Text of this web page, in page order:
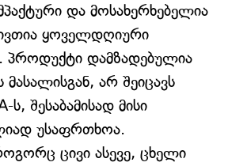
და მოსახერხებელია
ყოველდღიური
პროდუქტი დამზადებულია
არ შეიცავს
შესაბამისად მისი
უსაფრთხოა.
ცივი ასევე, ცხელი